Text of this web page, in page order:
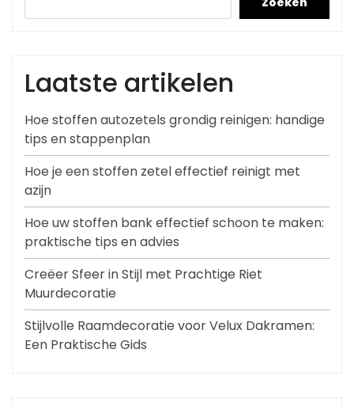
Laatste artikelen
Hoe stoffen autozetels grondig reinigen: handige
tips en stappenplan
Hoe je een stoffen zetel effectief reinigt met
azijn
Hoe uw stoffen bank effectief schoon te maken:
praktische tips en advies
Creëer Sfeer in Stijl met Prachtige Riet
Muurdecoratie
Stijlvolle Raamdecoratie voor Velux Dakramen:
Een Praktische Gids